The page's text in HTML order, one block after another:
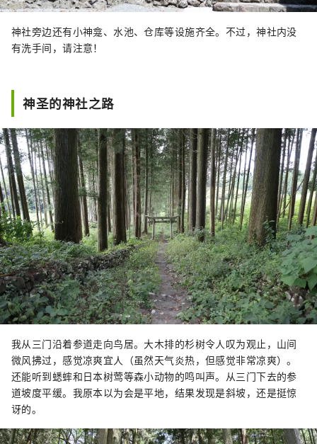
神社旁边还有小神龛、水池、仓库等设施齐全。不过，神社内没
有洗手间，请注意！
神圣的神社之路
我从三门沿着参道走向鸟居。大木排的杉树令人叹为观止，山间
微风拂过，感觉凉爽宜人（虽然天气炎热，但感觉非常凉爽）。
还能听到蟋蟀和日本树莺等森小动物的鸣叫声。从三门下去的参
道坡度平缓。我原本以为会是平地，结果发现是斜坡，还是挺惊
讶的。